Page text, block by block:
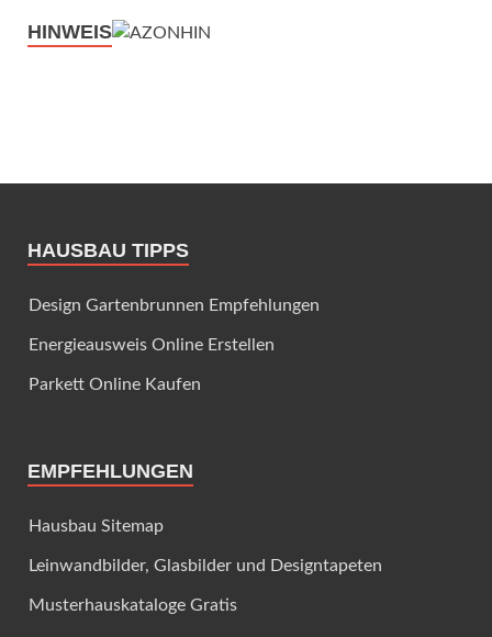
HINWEIS
HAUSBAU TIPPS
Design Gartenbrunnen Empfehlungen
Energieausweis Online Erstellen
Parkett Online Kaufen
EMPFEHLUNGEN
Hausbau Sitemap
Leinwandbilder, Glasbilder und Designtapeten
Musterhauskataloge Gratis